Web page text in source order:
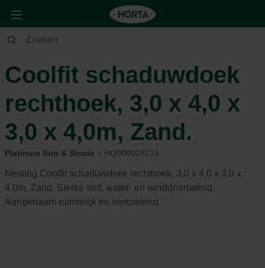
Tuin Buitenleven
Coolfit schaduwdoek
rechthoek, 3,0 x 4,0 x
3,0 x 4,0m, Zand.
Platinum Sun & Shade HQ000028215
Nesling Coolfit schaduwdoek rechthoek, 3,0 x 4,0 x 3,0 x
4,0m, Zand. Sterke stof, water- en winddoorlatend.
Aangenaam ruimtelijk en verkoelend.